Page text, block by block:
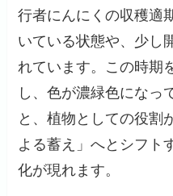
行者にんにくの収穫適
いている状態や、少し
れています。この時期
し、色が濃緑色になっ
と、植物としての役割
よる蓄え」へとシフト
化が現れます。